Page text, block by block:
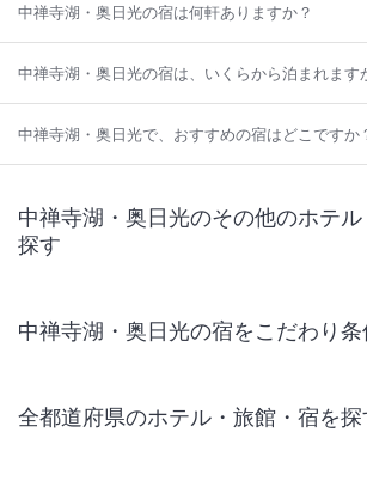
中禅寺湖・奥日光の宿は何軒ありますか？
中禅寺湖・奥日光の宿は、いくらから泊まれます
中禅寺湖・奥日光で、おすすめの宿はどこですか
中禅寺湖・奥日光のその他のホテ
探す
中禅寺湖・奥日光の宿をこだわり
全都道府県のホテル・旅館・宿を探